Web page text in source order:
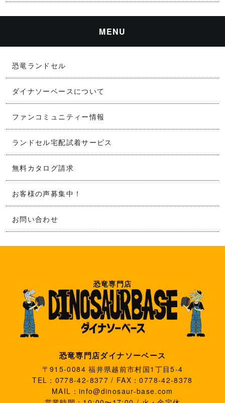
MENU
恐竜ランドセル
ダイナソーベースについて
ファンコミュニティー情報
ランドセル宅配試着サービス
無料カタログ請求
お客様の声募集中！
お問い合わせ
恐竜専門店
恐竜専門店ダイナソーベース
〒915-0084 福井県越前市村国1丁目5-4
TEL：0778-42-8377 / FAX：0778-42-8378
MAIL：info@dinosaur-base.com